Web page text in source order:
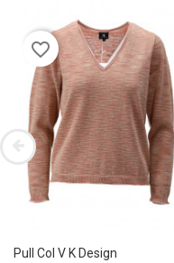
favorite_border
Pull Col V K Design